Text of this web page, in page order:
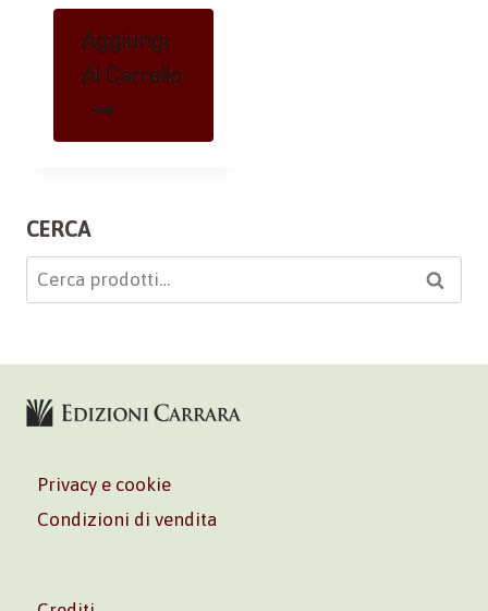
Aggiungi
Al Carrello
CERCA
Cerca: Cerca
Privacy e cookie
Condizioni di vendita